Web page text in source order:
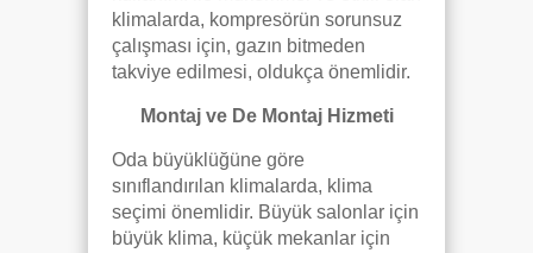
klimalarda, kompresörün sorunsuz
çalışması için, gazın bitmeden
takviye edilmesi, oldukça önemlidir.
Montaj ve De Montaj Hizmeti
Oda büyüklüğüne göre
sınıflandırılan klimalarda, klima
seçimi önemlidir. Büyük salonlar için
büyük klima, küçük mekanlar için